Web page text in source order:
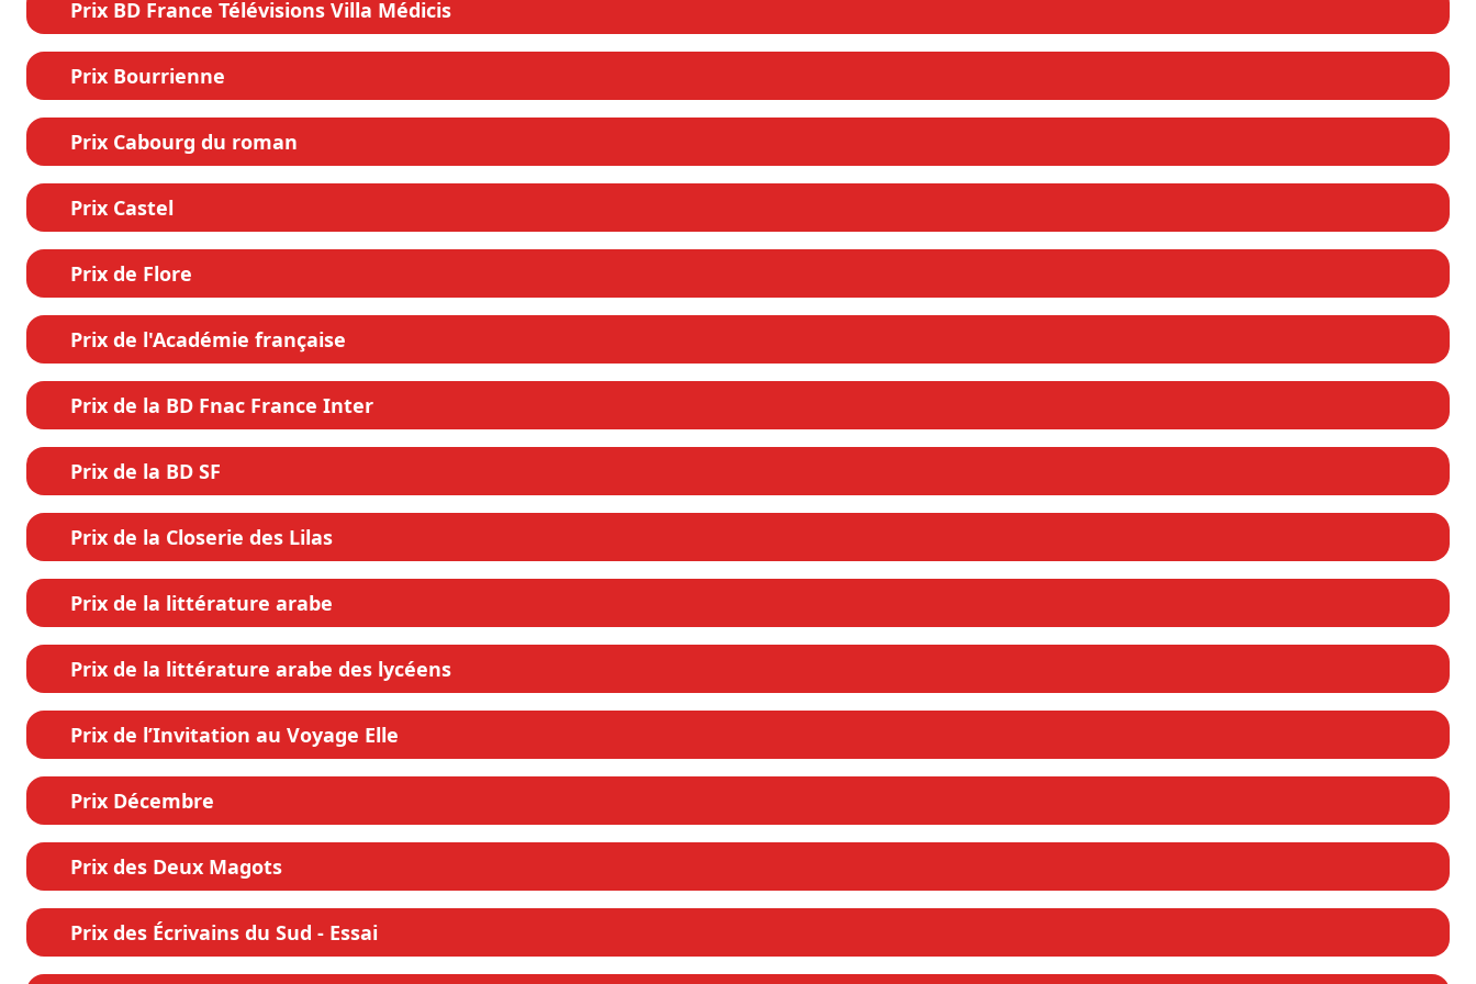
Prix BD France Télévisions Villa Médicis
Prix Bourrienne
Prix Cabourg du roman
Prix Castel
Prix de Flore
Prix de l'Académie française
Prix de la BD Fnac France Inter
Prix de la BD SF
Prix de la Closerie des Lilas
Prix de la littérature arabe
Prix de la littérature arabe des lycéens
Prix de l’Invitation au Voyage Elle
Prix Décembre
Prix des Deux Magots
Prix des Écrivains du Sud - Essai